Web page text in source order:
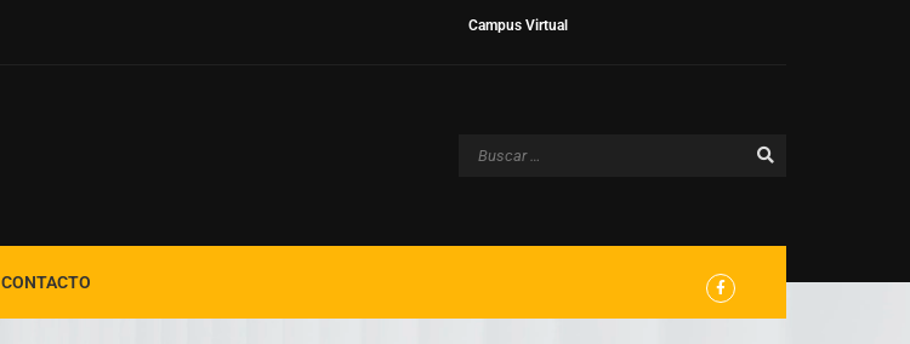
Campus Virtual
CONTACTO